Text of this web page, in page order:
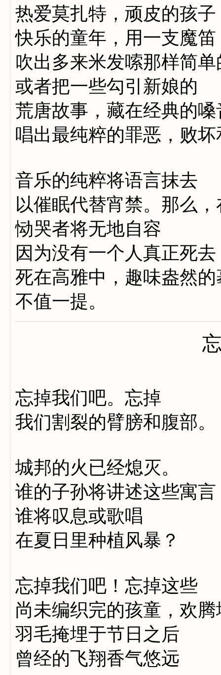
热爱莫扎特，顽皮的孩子
快乐的童年，用一支魔笛
吹出多来米发嗦那样简
或者把一些勾引新娘的
荒唐故事，藏在经典的嗓
唱出最纯粹的罪恶，败
音乐的纯粹将语言抹去
以催眠代替宵禁。那么
恸哭者将无地自容
因为没有一个人真正死去
死在高雅中，趣味盎然的
不值一提。
忘掉我们吧。忘掉
我们割裂的臂膀和腹部。
城邦的火已经熄灭。
谁的子孙将讲述这些寓言
谁将叹息或歌唱
在夏日里种植风暴？
忘掉我们吧！忘掉这些
尚未编织完的孩童，欢
羽毛掩埋于节日之后
曾经的飞翔香气悠远